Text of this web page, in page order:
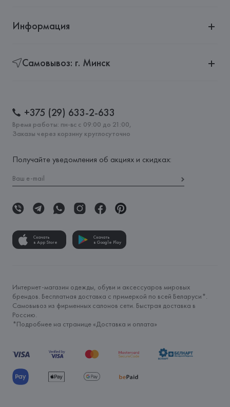
Информация
Самовывоз: г. Минск
+375 (29) 633-2-633
Время работы: пн-вс с 09:00 до 21:00,
Заказы через корзину круглосуточно
Получайте уведомления об акциях и скидках:
Скачать
в App Store
Скачать
в Google Play
Интернет-магазин одежды, обуви и аксессуаров мировых
брендов. Бесплатная доставка с примеркой по всей Беларуси*.
Самовывоз из фирменных салонов сети. Быстрая доставка в
Россию.
*Подробнее на странице «Доставка и оплата»